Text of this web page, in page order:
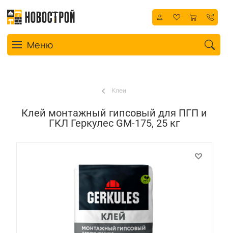
Toggle navigation
Меню
Клеи
Клей монтажный гипсовый для ПГП и
ГКЛ Геркулес GM-175, 25 кг